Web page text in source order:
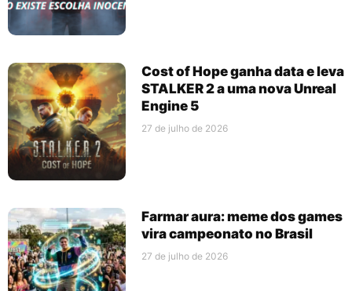
Cost of Hope ganha data e leva
STALKER 2 a uma nova Unreal
Engine 5
27 de julho de 2026
Farmar aura: meme dos games
vira campeonato no Brasil
27 de julho de 2026